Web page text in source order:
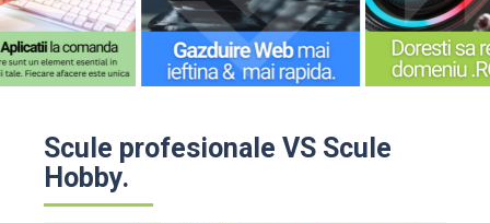
Scule profesionale VS Scule
Hobby.